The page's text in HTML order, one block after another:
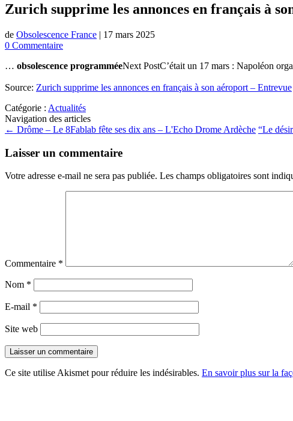
Zurich supprime les annonces en français à
de Obsolescence France | 17 mars 2025
0 Commentaire
… obsolescence programméeNext PostC’était un 17 mars : Napoléon
Source: Zurich supprime les annonces en français à son aéroport – Entrevue
Catégorie : Actualités
Navigation des articles
← Drôme – Le 8Fablab fête ses dix ans – L'Echo Drome Ardèche “Le
Laisser un commentaire
Votre adresse e-mail ne sera pas publiée. Les champs obligatoires sont
Commentaire *
Nom *
E-mail *
Site web
Ce site utilise Akismet pour réduire les indésirables. En savoir plus sur la